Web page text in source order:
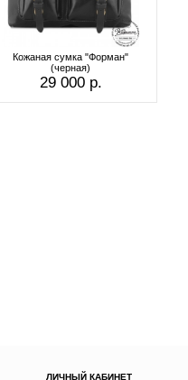
Кожаная сумка "Форман"
(черная)
29 000 р.
ЛИЧНЫЙ КАБИНЕТ